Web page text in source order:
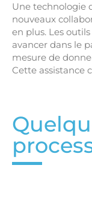
Une technologie
nouveaux
en plus. Les
avancer dans le
mesure de
Cette assistance